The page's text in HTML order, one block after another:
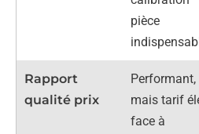
pièce
Rapport
qualité prix
Performant,
mais tarif
face à